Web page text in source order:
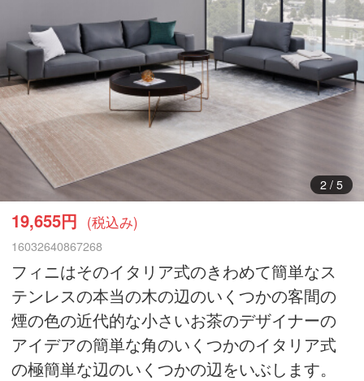
3/ 5
19,655円 (税込み)
16032640867268
フィニはそのイタリア式のきわめて簡単なス
テンレスの本当の木の辺のいくつかの客間の
煙の色の近代的な小さいお茶のデザイナーの
アイデアの簡単な角のいくつかのイタリア式
の極簡単な辺のいくつかの辺をいぶします。